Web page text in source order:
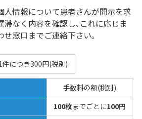
人情報について患者さんが開示を求
滞なく内容を確認し､これに応じま
せ窓口までご連絡下さい｡
件につき300円(税別)
手数料の額(税別)
100枚までごとに100円